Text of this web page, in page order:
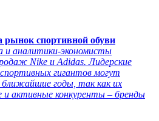
рынок спортивной обуви
и аналитики-экономисты
Nike и Adidas. Лидерские
гигантов могут
ближайшие годы, так как их
активные конкуренты – бренды